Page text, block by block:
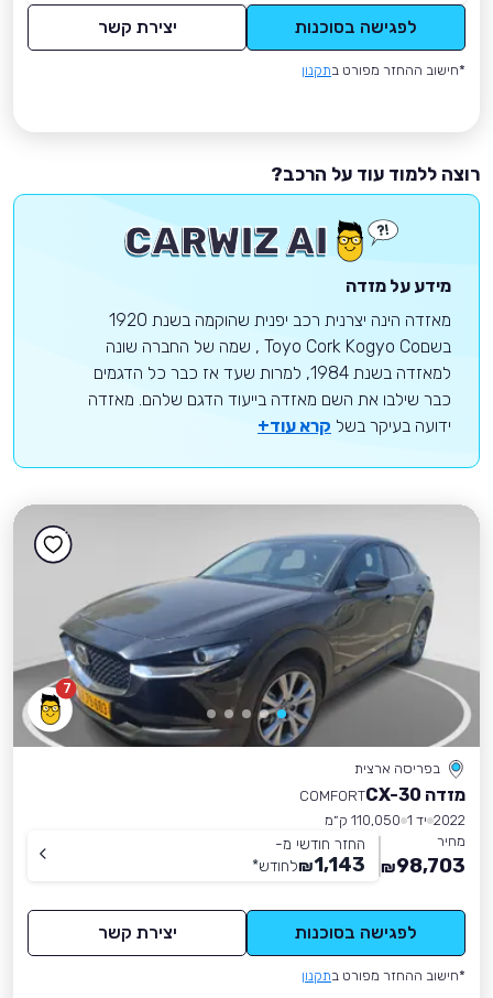
לפגישה בסוכנות יצירת קשר
*חישוב ההחזר מפורט בתקנון
רוצה ללמוד עוד על הרכב?
מידע על מזדה
מאזדה הינה יצרנית רכב יפנית שהוקמה בשנת 1920
בשםToyo Cork Kogyo Co , שמה של החברה שונה
למאזדה בשנת 1984, למרות שעד אז כבר כל הדגמים
כבר שילבו את השם מאזדה בייעוד הדגם שלהם. מאזדה
ידועה בעיקר בשל קרא עוד+
7
בפריסה ארצית
מזדה CX-30
COMFORT
2022 יד 1
110,050 ק״מ
מחיר
98,703
₪
החזר חודשי מ-
1,143
₪לחודש*
לפגישה בסוכנות יצירת קשר
*חישוב ההחזר מפורט בתקנון